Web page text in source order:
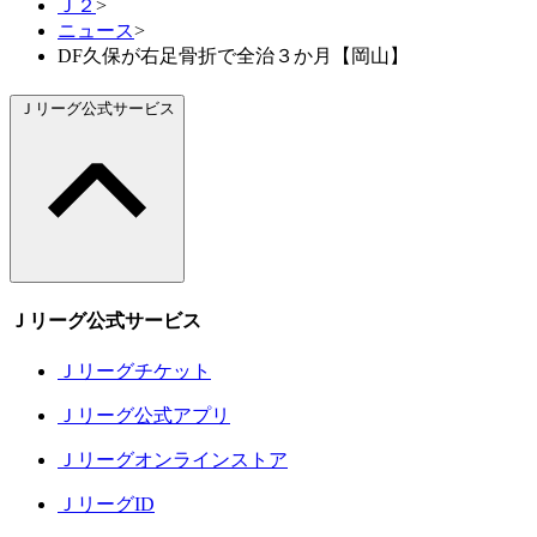
Ｊ２ >
ニュース>
DF久保が右足骨折で全治３か月【岡山】
Ｊリーグ公式サービス
Ｊリーグ公式サービス
Ｊリーグチケット
Ｊリーグ公式アプリ
Ｊリーグオンラインストア
ＪリーグID